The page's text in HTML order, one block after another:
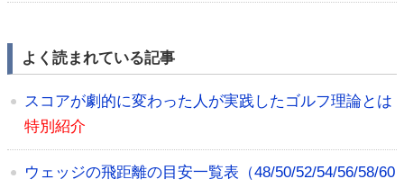
よく読まれている記事
スコアが劇的に変わった人が実践したゴルフ理論とは
特別紹介
ウェッジの飛距離の目安一覧表（48/50/52/54/56/58/60